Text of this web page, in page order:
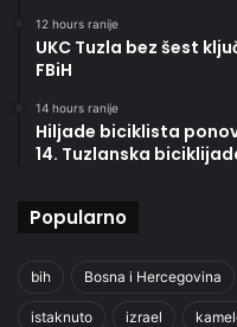
12 hours ranije
UKC Tuzla bez šest
FBiH
14 hours ranije
Hiljade biciklista
14. Tuzlanska
Popularno
bih Bosna i Hercegovina
istaknuto izrael